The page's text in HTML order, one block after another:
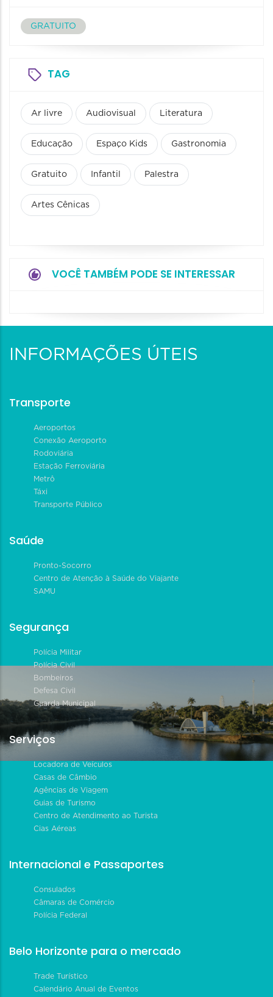
GRATUITO
TAG
Ar livre Audiovisual Literatura
Educação Espaço Kids Gastronomia
Gratuito Infantil Palestra
Artes Cênicas
VOCÊ TAMBÉM PODE SE INTERESSAR
INFORMAÇÕES ÚTEIS
Transporte
Aeroportos
Conexão Aeroporto
Rodoviária
Estação Ferroviária
Metrô
Táxi
Transporte Público
Saúde
Pronto-Socorro
Centro de Atenção à Saúde do Viajante
SAMU
Segurança
Polícia Militar
Polícia Civil
Bombeiros
Defesa Civil
Guarda Municipal
Serviços
Locadora de Veículos
Casas de Câmbio
Agências de Viagem
Guias de Turismo
Centro de Atendimento ao Turista
Cias Aéreas
Internacional e Passaportes
Consulados
Câmaras de Comércio
Polícia Federal
Belo Horizonte para o mercado
Trade Turístico
Calendário Anual de Eventos